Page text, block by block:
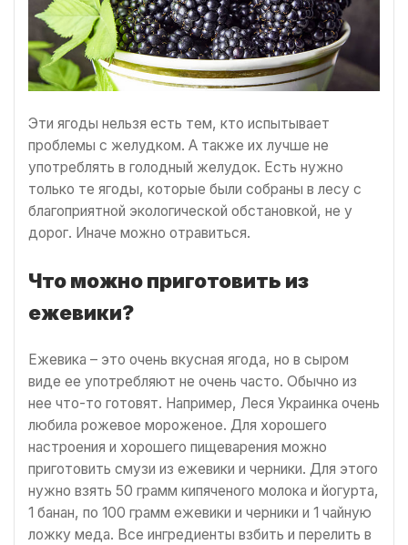
Эти ягоды нельзя есть тем, кто испытывает
проблемы с желудком. А также их лучше не
употреблять в голодный желудок. Есть нужно
только те ягоды, которые были собраны в лесу с
благоприятной экологической обстановкой, не у
дорог. Иначе можно отравиться.
Что можно приготовить из
ежевики?
Ежевика – это очень вкусная ягода, но в сыром
виде ее употребляют не очень часто. Обычно из
нее что-то готовят. Например, Леся Украинка очень
любила рожевое мороженое. Для хорошего
настроения и хорошего пищеварения можно
приготовить смузи из ежевики и черники. Для этого
нужно взять 50 грамм кипяченого молока и йогурта,
1 банан, по 100 грамм ежевики и черники и 1 чайную
ложку меда. Все ингредиенты взбить и перелить в